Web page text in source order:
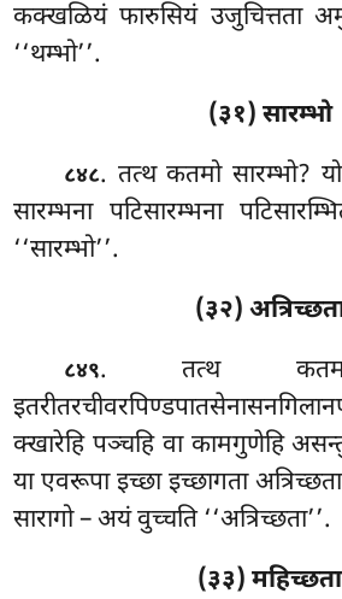
कक्खळियं फारुसियं उजुचित्तता
‘‘थम्भो’’.
(३१) सारम्भो
८४८. तत्थकतमो सारम्भो?
सारम्भना पटिसारम्भना
‘‘सारम्भो’’.
(३२)
८४९. तत्थ कतमा
क्खारेहि पञ्चहि वा कामगुणेहि
या एवरूपा इच्छा इच्छागता अत्रिच्छता
सारागो – अयं वुच्चति ‘‘अत्रिच्छता’’.
(३३) महिच्छता